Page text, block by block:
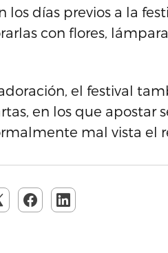
los días previos a la
con flores,
el festival
en los que apostar
mal vista el